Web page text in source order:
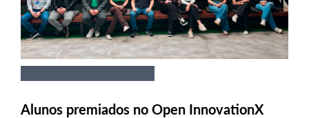
Alunos premiados no Open InnovationX